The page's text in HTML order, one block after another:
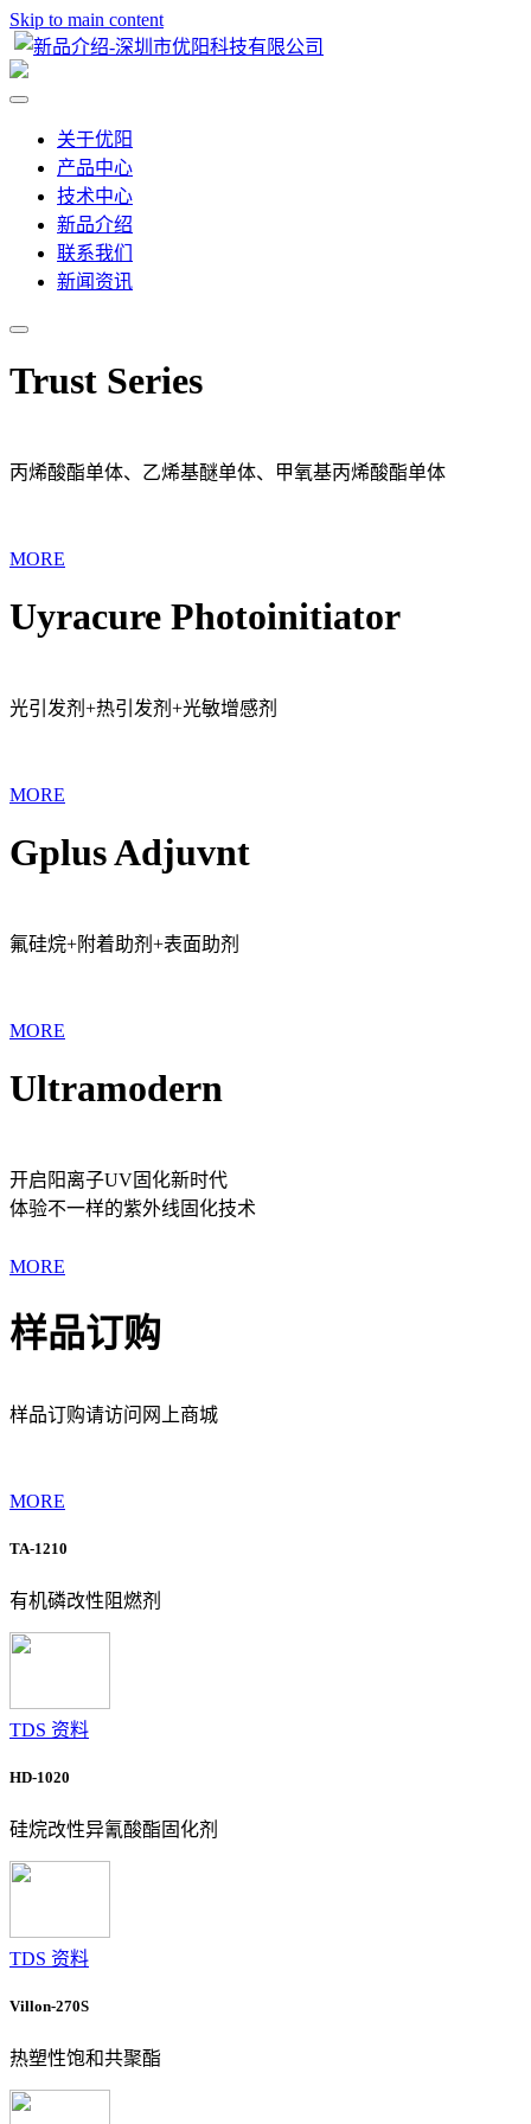
Skip to main content
关于优阳
产品中心
技术中心
新品介绍
联系我们
新闻资讯
Trust Series
丙烯酸酯单体、乙烯基醚单体、甲氧基丙烯酸酯单体
MORE
Uyracure Photoinitiator
光引发剂+热引发剂+光敏增感剂
MORE
Gplus Adjuvnt
氟硅烷+附着助剂+表面助剂
MORE
Ultramodern
开启阳离子UV固化新时代
体验不一样的紫外线固化技术
MORE
样品订购
样品订购请访问网上商城
MORE
TA-1210
有机磷改性阻燃剂
TDS 资料
HD-1020
硅烷改性异氰酸酯固化剂
TDS 资料
Villon-270S
热塑性饱和共聚酯